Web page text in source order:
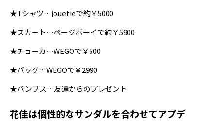
★Tシャツ…jouetieで約￥5000
★スカート…ページボーイで約￥5900
★チョーカ…WEGOで￥500
★バッグ…WEGOで￥2990
★パンプス…友達からのプレゼント
花佳は個性的なサンダルを合わせてアプデ